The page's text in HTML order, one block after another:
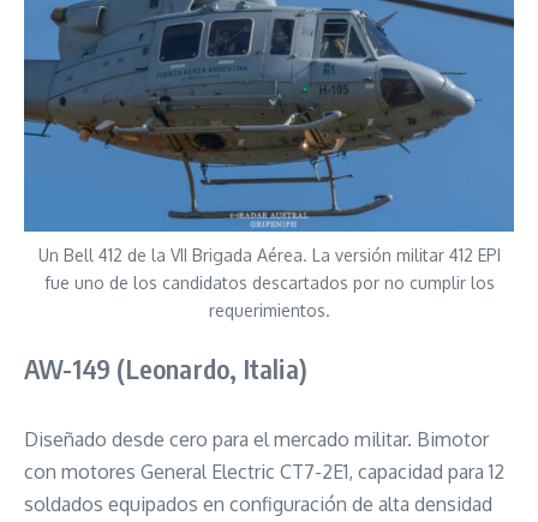
Un Bell 412 de la VII Brigada Aérea. La versión militar 412 EPI
fue uno de los candidatos descartados por no cumplir los
requerimientos.
AW-149 (Leonardo, Italia)
Diseñado desde cero para el mercado militar. Bimotor
con motores General Electric CT7-2E1, capacidad para 12
soldados equipados en configuración de alta densidad